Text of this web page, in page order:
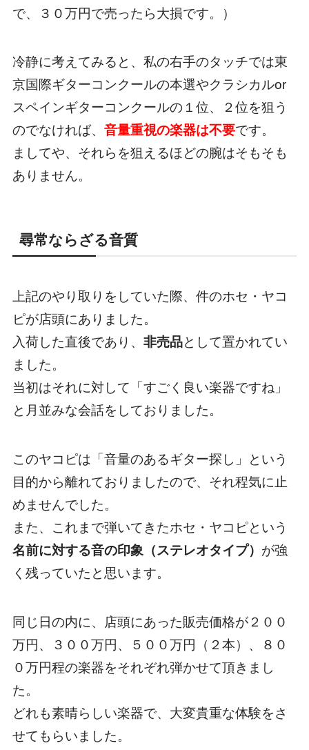
で、３０万円で売ったら大損です。）
冷静に考えてみると、私の右手のタッチでは東
京国際ギターコンクールの本選やクラシカルor
スペインギターコンクールの１位、２位を狙う
のでなければ、 音量重視の楽器は不要です。
ましてや、それらを狙えるほどの腕はそもそも
ありません。
尋常ならざる音質
上記のやり取りをしていた際、件のホセ・ヤコ
ピが店頭にありました。
入荷した直後であり、 非売品として置かれてい
ました。
当初はそれに対して「すごく良い楽器ですね」
と月並みな会話をしておりました。
このヤコピは「音量のあるギター探し」という
目的から離れておりましたので、それ程気に止
めませんでした。
また、これまで弾いてきたホセ・ヤコピという
名前に対する音の印象（ステレオタイプ） が強
く残っていたと思います。
同じ日の内に、店頭にあった販売価格が２００
万円、３００万円、５００万円（２本）、８０
０万円程の楽器をそれぞれ弾かせて頂きまし
た。
どれも素晴らしい楽器で、大変貴重な体験をさ
せてもらいました。